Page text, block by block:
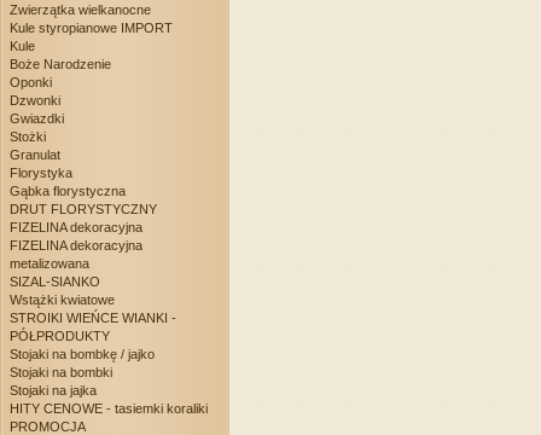
Zwierzątka wielkanocne
Kule styropianowe IMPORT
Kule
Boże Narodzenie
Oponki
Dzwonki
Gwiazdki
Stożki
Granulat
Florystyka
Gąbka florystyczna
DRUT FLORYSTYCZNY
FIZELINA dekoracyjna
FIZELINA dekoracyjna
metalizowana
SIZAL-SIANKO
Wstążki kwiatowe
STROIKI WIEŃCE WIANKI -
PÓŁPRODUKTY
Stojaki na bombkę / jajko
Stojaki na bombki
Stojaki na jajka
HITY CENOWE - tasiemki koraliki
PROMOCJA